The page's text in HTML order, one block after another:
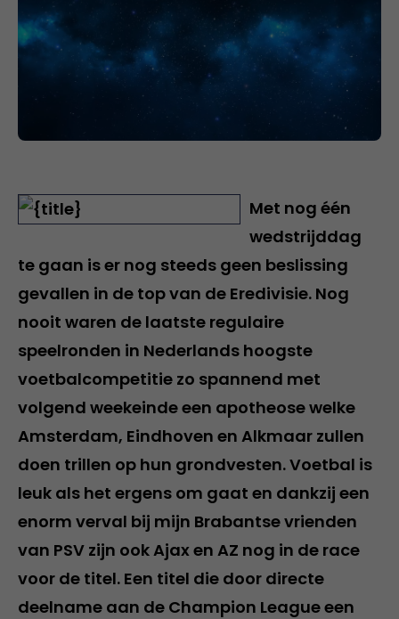
Met nog één
wedstrijddag
te gaan is er nog steeds geen beslissing
gevallen in de top van de Eredivisie. Nog
nooit waren de laatste regulaire
speelronden in Nederlands hoogste
voetbalcompetitie zo spannend met
volgend weekeinde een apotheose welke
Amsterdam, Eindhoven en Alkmaar zullen
doen trillen op hun grondvesten. Voetbal is
leuk als het ergens om gaat en dankzij een
enorm verval bij mijn Brabantse vrienden
van PSV zijn ook Ajax en AZ nog in de race
voor de titel. Een titel die door directe
deelname aan de Champion League een